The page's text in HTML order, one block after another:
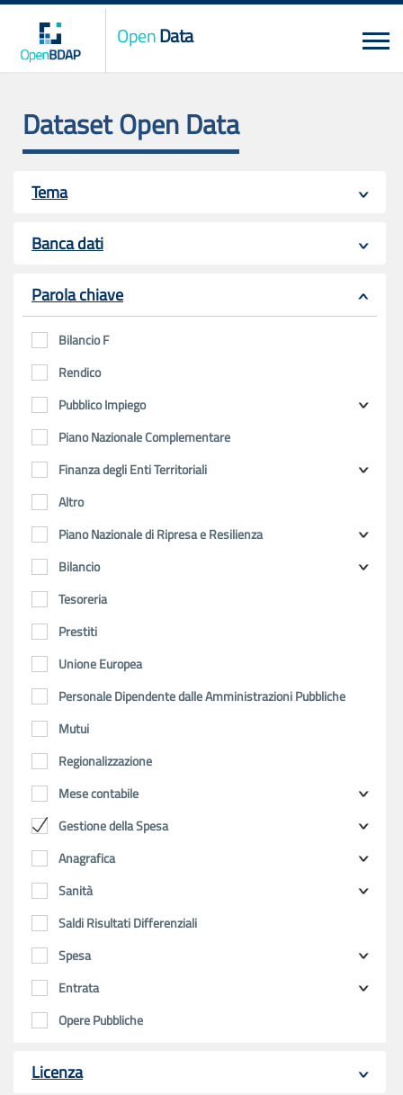
OpenData
Dataset Open Data
Tema
Banca dati
Parola chiave
Bilancio F
Rendico
Pubblico Impiego
Piano Nazionale Complementare
Finanza degli Enti Territoriali
Altro
Piano Nazionale di Ripresa e Resilienza
Bilancio
Tesoreria
Prestiti
Unione Europea
Personale Dipendente dalle Amministrazioni Pubbliche
Mutui
Regionalizzazione
Mese contabile
Gestione della Spesa
Anagrafica
Sanità
Saldi Risultati Differenziali
Spesa
Entrata
Opere Pubbliche
Licenza